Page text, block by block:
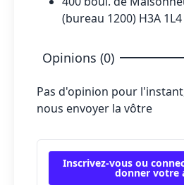
(bureau 1200) H3A
Opinions (0)
Pas d'opinion pour
nous envoyer la vôtre
Inscrivez-vous ou
donner votre